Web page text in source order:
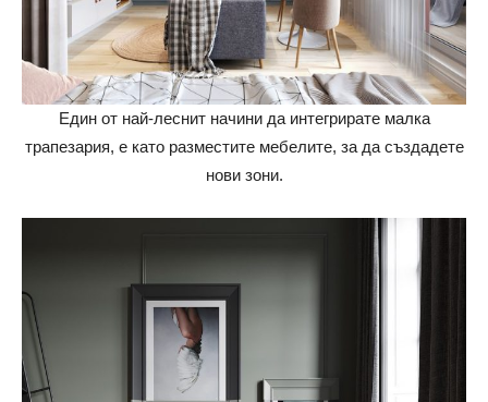
Един от най-леснит начини да интегрирате малка
трапезария, е като разместите мебелите, за да създадете
нови зони.